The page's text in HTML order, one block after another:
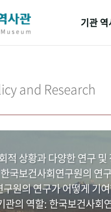
기관
기관 변천
and Research
적 상황과 다양한 연구
국보건사회연구원의 연
원의 연구가 어떻게 기
관의 역할: 한국보건사